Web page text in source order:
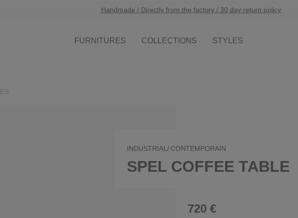
Handmade / Directly from the factory / 30 day return policy
FURNITURES COLLECTIONS STYLES
INDUSTRIAL/ CONTEMPORAIN
SPEL COFFEE TABLE
720 €